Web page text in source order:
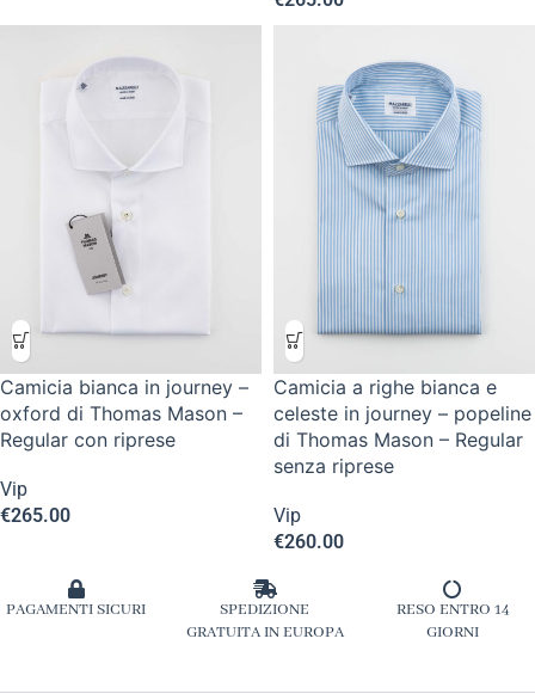
Camicia bianca in journey –
oxford di Thomas Mason –
Regular con riprese
Vip
€265.00
Camicia a righe bianca e
celeste in journey – popeline
di Thomas Mason – Regular
senza riprese
Vip
€260.00
PAGAMENTI SICURI
SPEDIZIONE
GRATUITA IN EUROPA
RESO ENTRO 14
GIORNI